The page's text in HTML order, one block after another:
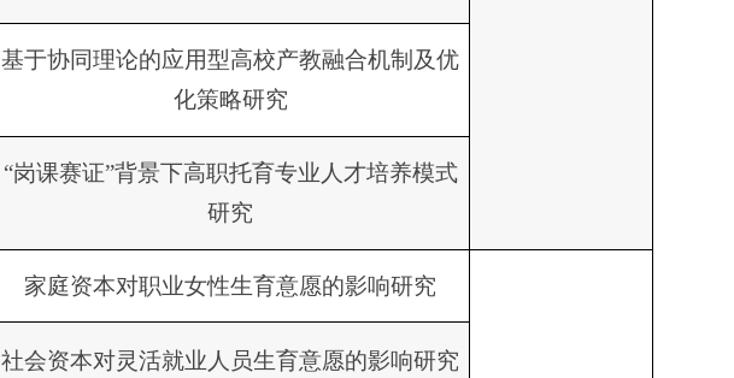
基于协同理论的应用型高校产教融合机制及优
化策略研究
“岗课赛证”背景下高职托育专业人才培养模式
研究
家庭资本对职业女性生育意愿的影响研究
社会资本对灵活就业人员生育意愿的影响研究